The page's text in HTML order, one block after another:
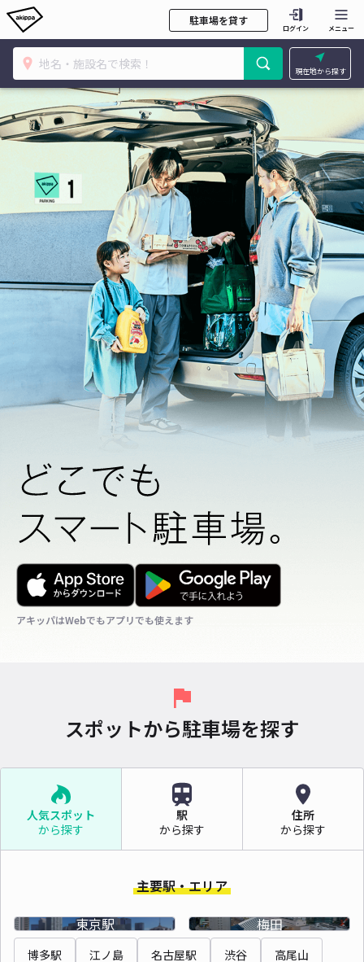
駐車場を貸す
ログイン メニュー
現在地から探す
アキッパはWebでもアプリでも使えます
アキッパはWebでもアプリでも使えます
アキッパはWebでもアプリでも使えます
スポットから駐車場を探す
人気スポット
から探す
駅
から探す
住所
から探す
主要駅・エリア
東京駅
梅田
博多駅 江ノ島 名古屋駅 渋谷 高尾山